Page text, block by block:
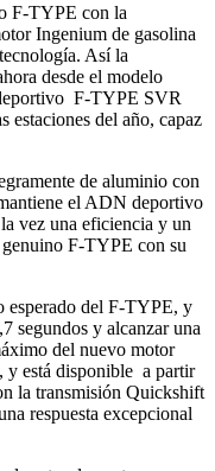
F-TYPE con la
Ingenium de gasolina
Así la
desde el modelo
F-TYPE SVR
estaciones del año, capaz
de aluminio con
el ADN deportivo
vez una eficiencia y un
F-TYPE con su
esperado del F-TYPE, y
segundos y alcanzar una
del nuevo motor
y está disponible a partir
la transmisión Quickshift
respuesta excepcional